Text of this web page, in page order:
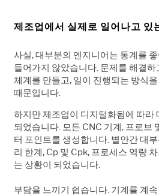
제조업에서 실제로 일어나고 있
사실, 대부분의 엔지니어는 통계를
들어가지 않았습니다. 문제를 해결
체계를 만들고, 일이 진행되는 방식
때문입니다.
하지만 제조업이 디지털화됨에 따라
되었습니다. 모든 CNC 기계, 프로브
터 포인트를 생성합니다. 별안간 대
리 한계, Cp 및 Cpk, 프로세스 역량
는 상황이 되었습니다.
부담을 느끼기 쉽습니다. 기계를 계